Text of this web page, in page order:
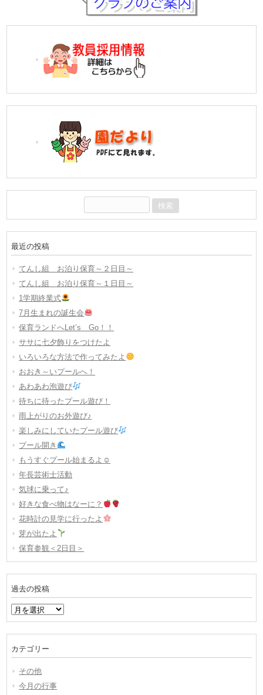
索:
最近の投稿
てんし組 お泊り保育～２日目～
てんし組 お泊り保育～１日目～
1学期終業式
7月生まれの誕生会
保育ランドへLet’s Go！！
ササに七夕飾りをつけたよ
いろいろな方法で作ってみたよ
おおき～いプールへ！
あわあわ泡遊び
待ちに待ったプール遊び！
雨上がりのお外遊び♪
楽しみにしていたプール遊び
プール開き
もうすぐプール始まるよ☺
年長芸術士活動
気球に乗って♪
好きな食べ物はなーに？
花時計の見学に行ったよ
芽が出たよ
保育参観＜2日目＞
過去の投稿
過
去
稿
カテゴリー
その他
今月の行事